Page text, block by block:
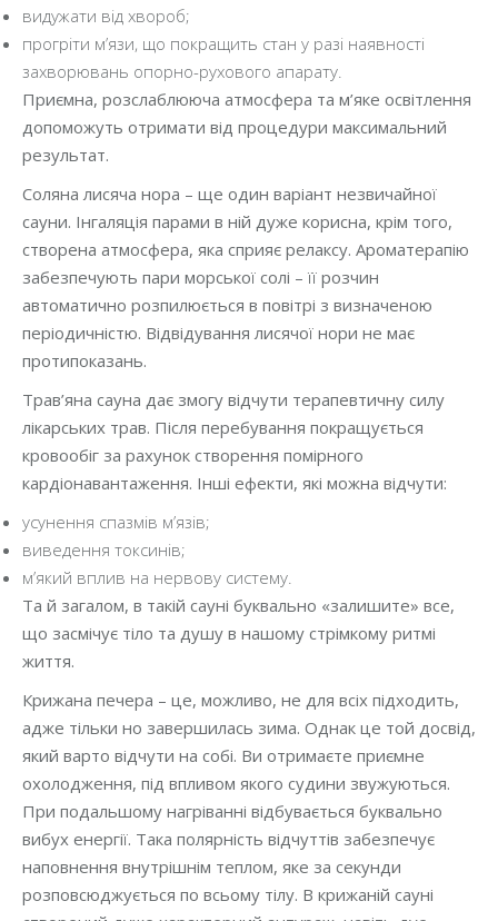
видужати від хвороб;
прогріти м’язи, що покращить стан у разі наявності
захворювань опорно-рухового апарату.
Приємна, розслаблююча атмосфера та м’яке освітлення
допоможуть отримати від процедури максимальний
результат.
Соляна лисяча нора – ще один варіант незвичайної
сауни. Інгаляція парами в ній дуже корисна, крім того,
створена атмосфера, яка сприяє релаксу. Ароматерапію
забезпечують пари морської солі – її розчин
автоматично розпилюється в повітрі з визначеною
періодичністю. Відвідування лисячої нори не має
протипоказань.
Трав’яна сауна дає змогу відчути терапевтичну силу
лікарських трав. Після перебування покращується
кровообіг за рахунок створення помірного
кардіонавантаження. Інші ефекти, які можна відчути:
усунення спазмів м’язів;
виведення токсинів;
м’який вплив на нервову систему.
Та й загалом, в такій сауні буквально «залишите» все,
що засмічує тіло та душу в нашому стрімкому ритмі
життя.
Крижана печера – це, можливо, не для всіх підходить,
адже тільки но завершилась зима. Однак це той досвід,
який варто відчути на собі. Ви отримаєте приємне
охолодження, під впливом якого судини звужуються.
При подальшому нагріванні відбувається буквально
вибух енергії. Така полярність відчуттів забезпечує
наповнення внутрішнім теплом, яке за секунди
розповсюджується по всьому тілу. В крижаній сауні